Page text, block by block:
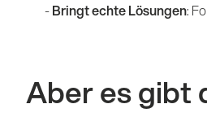
Bringt echte Lösungen:
Aber es gibt